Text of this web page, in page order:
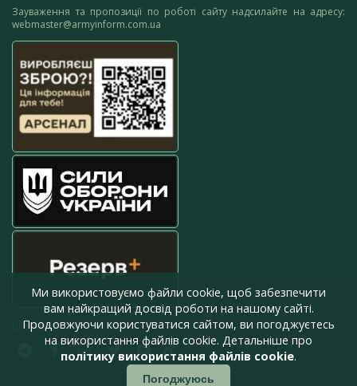
Зауваження та пропозиції по роботі сайту надсилайте на адресу:
webmaster@armyinform.com.ua
press@armyinform.com.ua
Ми використовуємо файли cookie, щоб забезпечити
вам найкращий досвід роботи на нашому сайті.
Продовжуючи користуватися сайтом, ви погоджуєтесь
на використання файлів cookie. Детальніше про
політику використання файлів cookie.
Погоджуюсь